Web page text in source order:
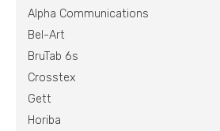
Alpha Communications
Bel-Art
BruTab 6s
Crosstex
Gett
Horiba